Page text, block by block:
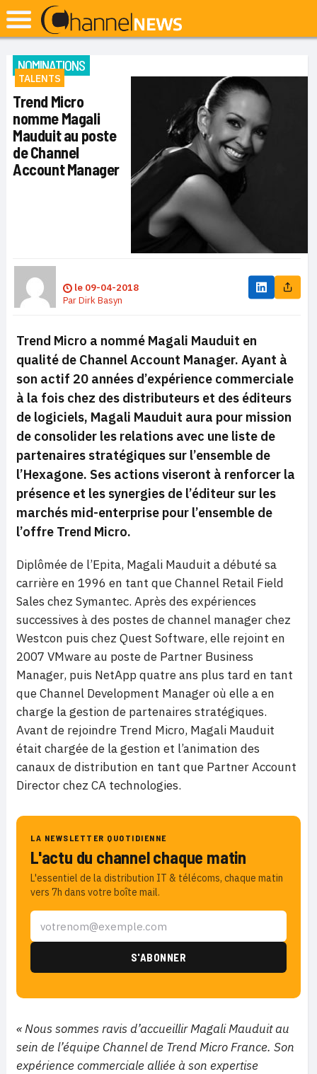
NOMINATIONS
TALENTS
Trend Micro
nomme Magali
Mauduit au poste
de Channel
Account Manager
le 09-04-2018
ParDirk Basyn
Trend Micro a nommé Magali Mauduit en
qualité de Channel Account Manager. Ayant à
son actif 20 années d’expérience commerciale
à la fois chez des distributeurs et des éditeurs
de logiciels, Magali Mauduit aura pour mission
de consolider les relations avec une liste de
partenaires stratégiques sur l’ensemble de
l’Hexagone. Ses actions viseront à renforcer la
présence et les synergies de l’éditeur sur les
marchés mid-enterprise pour l’ensemble de
l’offre Trend Micro.
Diplômée de l’Epita, Magali Mauduit a débuté sa
carrière en 1996 en tant que Channel Retail Field
Sales chez Symantec. Après des expériences
successives à des postes de channel manager chez
Westcon puis chez Quest Software, elle rejoint en
2007 VMware au poste de Partner Business
Manager, puis NetApp quatre ans plus tard en tant
que Channel Development Manager où elle a en
charge la gestion de partenaires stratégiques.
Avant de rejoindre Trend Micro, Magali Mauduit
était chargée de la gestion et l’animation des
canaux de distribution en tant que Partner Account
Director chez CA technologies.
LA NEWSLETTER QUOTIDIENNE
L'actu du channel chaque matin
L'essentiel de la distribution IT & télécoms, chaque matin
vers 7h dans votre boîte mail.
« Nous sommes ravis d’accueillir Magali Mauduit au
sein de l’équipe Channel de Trend Micro France. Son
expérience commerciale alliée à son expertise